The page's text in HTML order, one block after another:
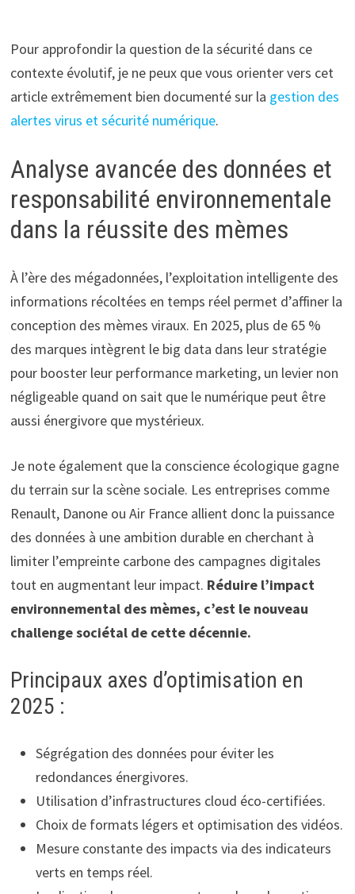
Pour approfondir la question de la sécurité dans ce
contexte évolutif, je ne peux que vous orienter vers cet
article extrêmement bien documenté sur la gestion des
alertes virus et sécurité numérique.
Analyse avancée des données et
responsabilité environnementale
dans la réussite des mèmes
À l’ère des mégadonnées, l’exploitation intelligente des
informations récoltées en temps réel permet d’affiner la
conception des mèmes viraux. En 2025, plus de 65 %
des marques intègrent le big data dans leur stratégie
pour booster leur performance marketing, un levier non
négligeable quand on sait que le numérique peut être
aussi énergivore que mystérieux.
Je note également que la conscience écologique gagne
du terrain sur la scène sociale. Les entreprises comme
Renault, Danone ou Air France allient donc la puissance
des données à une ambition durable en cherchant à
limiter l’empreinte carbone des campagnes digitales
tout en augmentant leur impact. Réduire l’impact
environnemental des mèmes, c’est le nouveau
challenge sociétal de cette décennie.
Principaux axes d’optimisation en
2025 :
Ségrégation des données pour éviter les
redondances énergivores.
Utilisation d’infrastructures cloud éco-certifiées.
Choix de formats légers et optimisation des vidéos.
Mesure constante des impacts via des indicateurs
verts en temps réel.